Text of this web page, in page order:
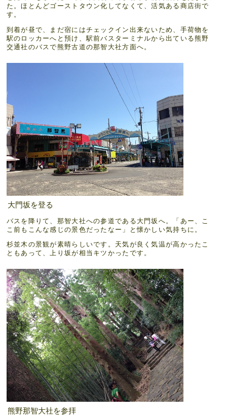
た。ほとんどゴーストタウン化してなくて、活気ある商店街で
す。
到着が昼で、まだ宿にはチェックイン出来ないため、手荷物を
駅のロッカーへと預け、駅前バスターミナルから出ている熊野
交通社のバスで熊野古道の那智大社方面へ。
大門坂を登る
バスを降りて、那智大社への参道である大門坂へ。「あー、こ
こ前もこんな感じの景色だったなー」と懐かしい気持ちに。
杉並木の景観が素晴らしいです。天気が良く気温が高かったこ
ともあって、上り坂が相当キツかったです。
熊野那智大社を参拝